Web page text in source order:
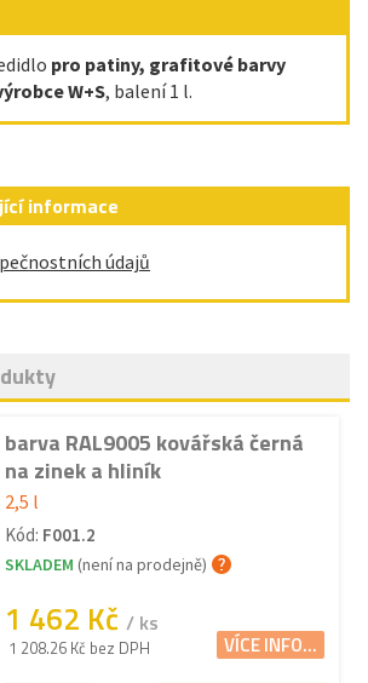
pro patiny, grafitové barvy
W+S, balení 1 l.
informace
údajů
barva RAL9005 kovářská černá
na zinek a hliník
2,5 l
Kód: F001.2
SKLADEM (není na prodejně)
1 462 Kč / ks
1 208.26 Kč bez DPH VÍCE INFO...